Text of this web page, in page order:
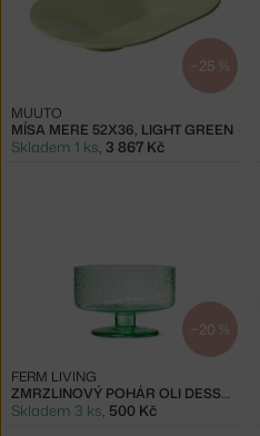
−25 %
MÍSA MERE 52X36, LIGHT GREEN
MUUTO
Skladem 1 ks, 3 867 Kč
−20 %
ZMRZLINOVÝ POHÁR OLI DESSERT CUP
FERM LIVING
Skladem 3 ks, 500 Kč